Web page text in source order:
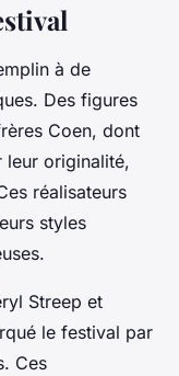
à de
Des figures
Coen, dont
leur originalité,
réalisateurs
styles
Streep et
le festival par
Ces